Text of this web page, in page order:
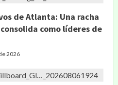
de Atlanta: Una racha
como líderes de
2026